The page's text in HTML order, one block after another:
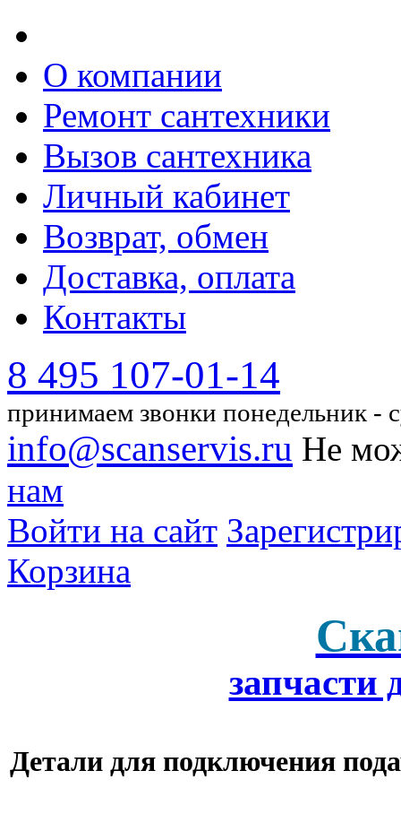
О компании
Ремонт сантехники
Вызов сантехника
Личный кабинет
Возврат, обмен
Доставка, оплата
Контакты
8 495 107-01-14
принимаем звонки понедельник -
info@scanservis.ru Не
нам
Войти на сайт
Корзина
запчасти
Детали для подключения